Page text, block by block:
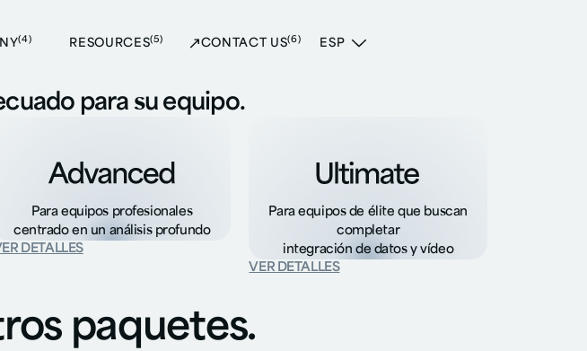
(4) RESOURCES(5) CONTACT US(6) ESP
para su equipo.
Para equipos profesionales
centrado en un análisis profundo
DETALLES
Para equipos de élite que buscan
completar
integración de datos y vídeo
VER DETALLES
paquetes.